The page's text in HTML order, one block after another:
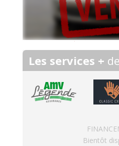
Les services +
Bientôt